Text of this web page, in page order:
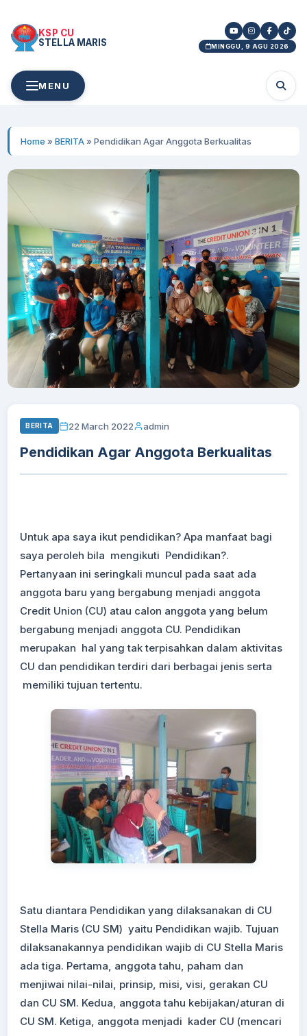
KSP CU
STELLA MARIS
MINGGU, 9 AGU 2026
MENU
Home »BERITA»Pendidikan Agar Anggota Berkualitas
BERITA 22 March 2022 admin
Pendidikan Agar Anggota Berkualitas
Untuk apa saya ikut pendidikan? Apa manfaat bagi
saya peroleh bila mengikuti Pendidikan?.
Pertanyaan ini seringkali muncul pada saat ada
anggota baru yang bergabung menjadi anggota
Credit Union (CU) atau calon anggota yang belum
bergabung menjadi anggota CU. Pendidikan
merupakan hal yang tak terpisahkan dalam aktivitas
CU dan pendidikan terdiri dari berbagai jenis serta
memiliki tujuan tertentu.
Satu diantara Pendidikan yang dilaksanakan di CU
Stella Maris (CU SM) yaitu Pendidikan wajib. Tujuan
dilaksanakannya pendidikan wajib di CU Stella Maris
ada tiga. Pertama, anggota tahu, paham dan
menjiwai nilai-nilai, prinsip, misi, visi, gerakan CU
dan CU SM. Kedua, anggota tahu kebijakan/aturan di
CU SM. Ketiga, anggota menjadi kader CU (mencari